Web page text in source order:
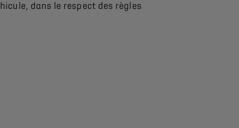
dans le respect des règles